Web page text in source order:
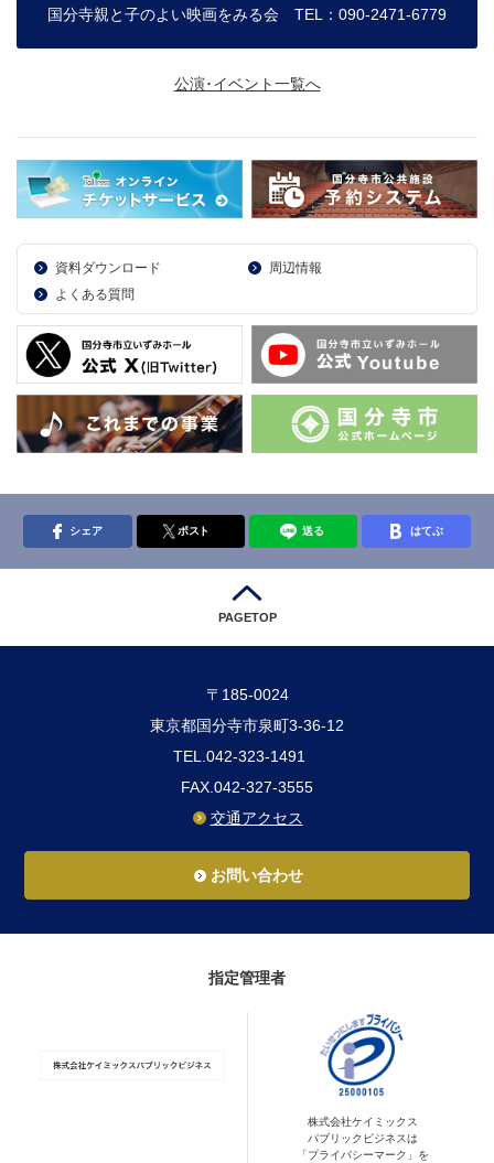
国分寺親と子のよい映画をみる会 TEL：090-2471-6779
公演･イベント一覧へ
資料ダウンロード
周辺情報
よくある質問
シェア ポスト 送る はてぶ
PAGETOP
〒185-0024
東京都国分寺市泉町3-36-12
TEL.042-323-1491
FAX.042-327-3555
交通アクセス
お問い合わせ
指定管理者
株式会社ケイミックス
パブリックビジネスは
「プライバシーマーク」を